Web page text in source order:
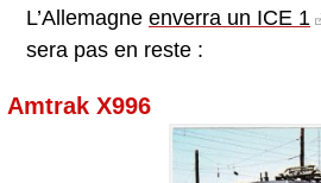
L’Allemagne enverra un ICE 1
sera pas en reste :
Amtrak X996